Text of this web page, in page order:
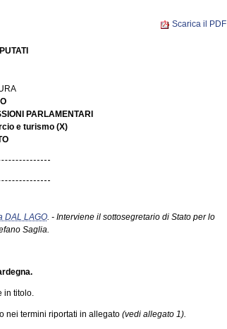
Scarica il PDF
PARLAMENTARI
e turismo (X)
DAL LAGO. - Interviene il sottosegretario di Stato per lo
Saglia.
in titolo.
nei termini riportati in allegato (vedi allegato 1).